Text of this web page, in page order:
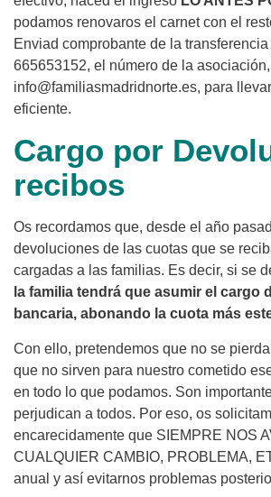
podamos renovaros el carnet con el
Enviad comprobante de la transferencia
665653152, el número de la
info@familiasmadridnorte.es, para
eficiente.
Cargo por
recibos
Os recordamos que, desde el año
devoluciones de las cuotas que se
cargadas a las familias. Es decir, si se
la familia tendrá que asumir el cargo
bancaria, abonando la cuota más
Con ello, pretendemos que no se
que no sirven para nuestro cometido
en todo lo que podamos. Son
perjudican a todos. Por eso, os
encarecidamente que SIEMPRE NOS
CUALQUIER CAMBIO, PROBLEMA,
anual y así evitarnos problemas